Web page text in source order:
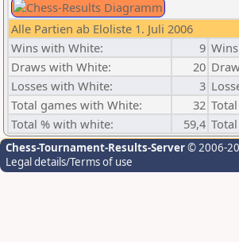
Alle Partien ab Eloliste 1. Juli 2006
Wins with White:
9
Draws with White:
20
Losses with White:
3
Total games with White:
32
Total % with white:
59,4
Chess-Tournament-Results-Server© 2006-
Legal details/Terms of use